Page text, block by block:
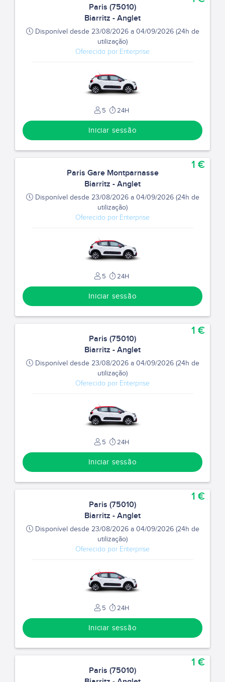
Paris (75010)
Biarritz - Anglet
Disponível desde 23/08/2026 a 04/09/2026 (24h de
utilização)
Oferecido por Enterprise
5 24H
Iniciar sessão
Paris Gare Montparnasse
Biarritz - Anglet
Disponível desde 23/08/2026 a 04/09/2026 (24h de
utilização)
Oferecido por Enterprise
5 24H
1 €
Iniciar sessão
Paris (75010)
Biarritz - Anglet
Disponível desde 23/08/2026 a 04/09/2026 (24h de
utilização)
Oferecido por Enterprise
5 24H
1 €
Iniciar sessão
Paris (75010)
Biarritz - Anglet
Disponível desde 23/08/2026 a 04/09/2026 (24h de
utilização)
Oferecido por Enterprise
5 24H
1 €
Iniciar sessão
Paris (75010)
1 €